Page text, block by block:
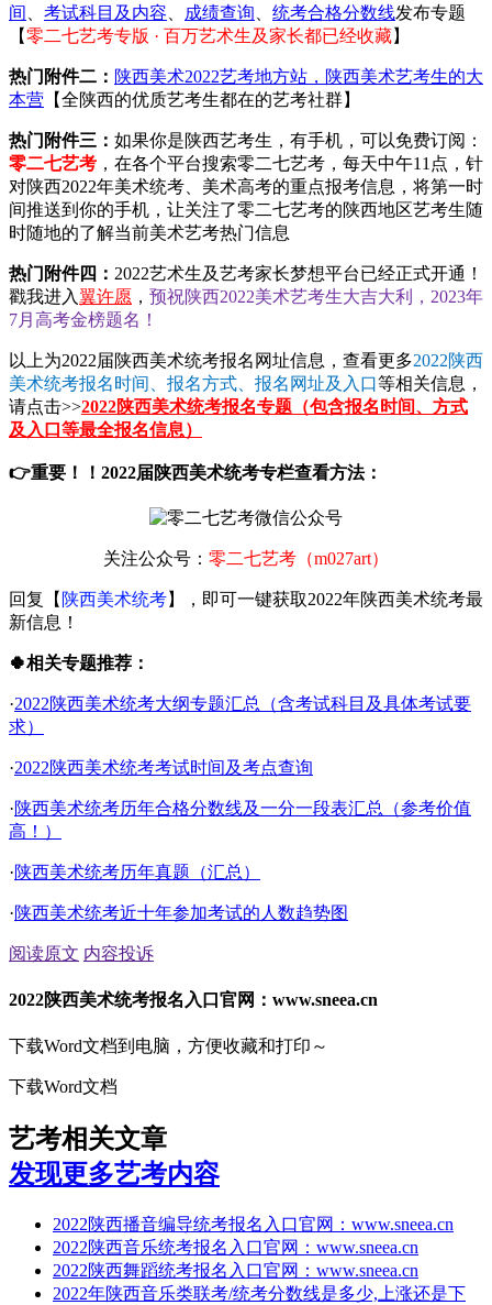
间
考试科目及内容 成绩查询 统考合格分数线发布专题
【零二七艺考专版 · 百万艺术生及家长都已经收藏】
热门附件二： 陕西美术2022艺考地方站，陕西美术艺考生的大
本营 【全陕西的优质艺考生都在的艺考社群】
热门附件三： 如果你是陕西艺考生，有手机，可以免费订阅：
零二七艺考 ，在各个平台搜索零二七艺考，每天中午11点，针
对陕西2022年美术统考、美术高考的重点报考信息，将第一时
间推送到你的手机，让关注了零二七艺考的陕西地区艺考生随
时随地的了解当前美术艺考热门信息
热门附件四： 2022艺术生及艺考家长梦想平台已经正式开通！
戳我进入 翼许愿 ， 预祝陕西2022美术艺考生大吉大利，2023年
7月高考金榜题名！
以上为2022届陕西美术统考报名网址信息，查看更多2022陕西
美术统考报名时间、报名方式、报名网址及入口等相关信息，
请点击>>2022陕西美术统考报名专题（包含报名时间、方式
及入口等最全报名信息）
👉重要！！2022届陕西美术统考专栏查看方法：
关注公众号： 零二七艺考（m027art）
回复【 陕西美术统考】，即可一键获取2022年陕西美术统考最
新信息！
🍀相关专题推荐：
·2022陕西美术统考大纲专题汇总（含考试科目及具体考试要
求）
·2022陕西美术统考考试时间及考点查询
·陕西美术统考历年合格分数线及一分一段表汇总（参考价值
高！）
·陕西美术统考历年真题（汇总）
·陕西美术统考近十年参加考试的人数趋势图
阅读原文 内容投诉
2022陕西美术统考报名入口官网：www.sneea.cn
下载Word文档到电脑，方便收藏和打印～
下载Word文档
艺考相关文章
发现更多艺考内容
2022陕西播音编导统考报名入口官网：www.sneea.cn
2022陕西音乐统考报名入口官网：www.sneea.cn
2022陕西舞蹈统考报名入口官网：www.sneea.cn
2022年陕西音乐类联考/统考分数线是多少,上涨还是下